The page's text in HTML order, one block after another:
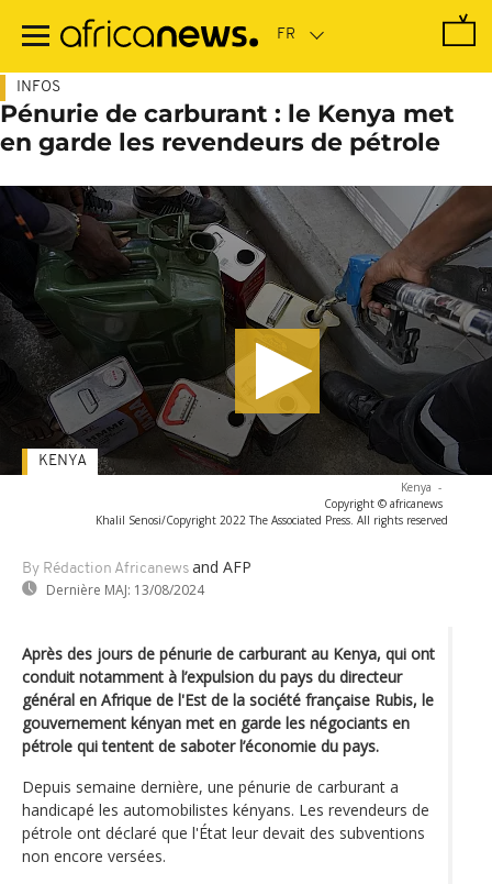
contenu
INFOS
Pénurie de carburant : le Kenya met
en garde les revendeurs de pétrole
Kenya -
Copyright © africanews
Khalil Senosi/Copyright 2022 The Associated Press. All rights reserved
By Rédaction Africanews and AFP
Dernière MAJ: 13/08/2024
KENYA
Après des jours de pénurie de carburant au Kenya, qui ont
conduit notamment à l’expulsion du pays du directeur
général en Afrique de l'Est de la société française Rubis, le
gouvernement kényan met en garde les négociants en
pétrole qui tentent de saboter l’économie du pays.
Depuis semaine dernière, une pénurie de carburant a
handicapé les automobilistes kényans. Les revendeurs de
pétrole ont déclaré que l'État leur devait des subventions
non encore versées.